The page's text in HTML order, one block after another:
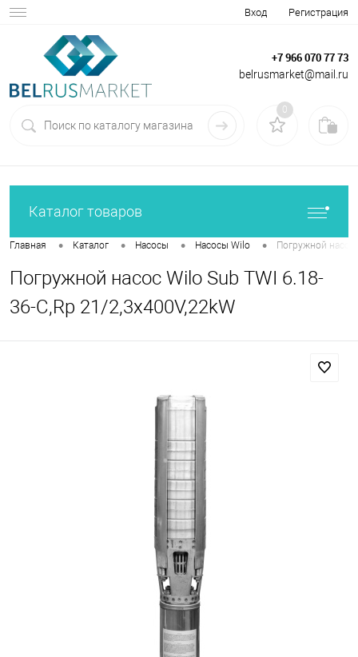
Вход Регистрация
+7 966 070 77 73
belrusmarket@mail.ru
0
Каталог товаров
Главная • Каталог • Насосы • Насосы Wilo • Погружной насос
Погружной насос Wilo Sub TWI 6.18-
36-C,Rp 21/2,3x400V,22kW